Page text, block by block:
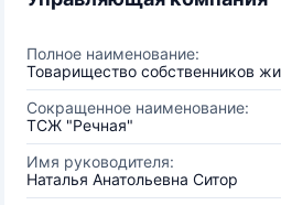
Полное наименование:
Товарищество собственников
Сокращенное наименование:
ТСЖ "Речная"
Имя руководителя:
Наталья Анатольевна Ситор